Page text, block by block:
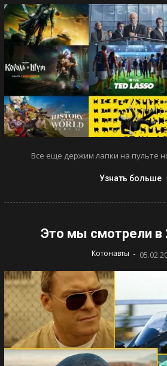
Все еще держим лапки на пульте
Узнать больше
Это мы смотрели в
Котонавты -